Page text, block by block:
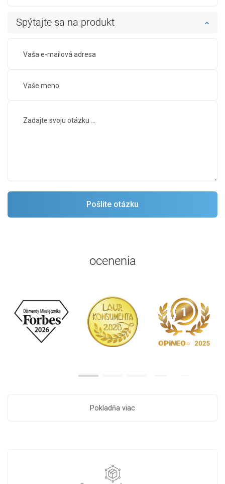
Spýtajte sa na produkt
ocenenia
Pokladňa viac